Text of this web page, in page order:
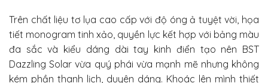
Trên chất liệu tơ lụa cao cấp với độ óng ả tuyệt vời, họa
tiết monogram tinh xảo, quyền lực kết hợp với bảng màu
đa sắc và kiểu dáng dài tay kinh điển tạo nên BST
Dazzling Solar vừa quý phái vừa mạnh mẽ nhưng không
kém phần thanh lịch, duyên dáng. Khoác lên mình thiết